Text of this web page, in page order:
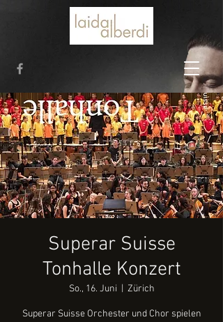
Superar Suisse
Tonhalle Konzert
So., 16. Juni Zürich
Superar Suisse Orchester und Chor spielen